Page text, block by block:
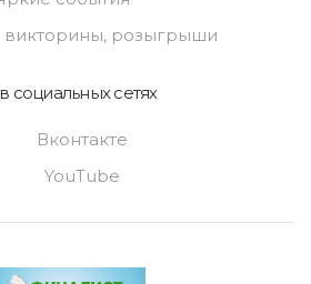
викторины, розыгрыши
социальных сетях
Вконтакте
YouTube